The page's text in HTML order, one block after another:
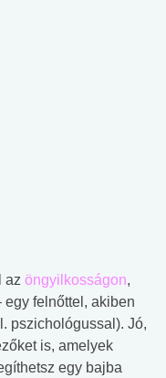
az öngyilkosságon,
felnőttel, akiben
pszichológussal). Jó,
is, amelyek
egy bajba